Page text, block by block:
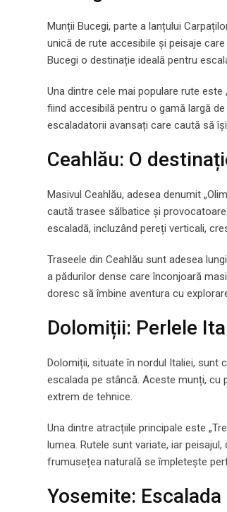
Munții Bucegi, parte a lanțului
unică de rute accesibile și peisaje
Bucegi o destinație ideală pentru
Una dintre cele mai populare rute
fiind accesibilă pentru o gamă largă
escaladatorii avansați care caută să
Ceahlău: O
Masivul Ceahlău, adesea denumit
caută trasee sălbatice și
escaladă, incluzând pereți verticali,
Traseele din Ceahlău sunt adesea
a pădurilor dense care înconjoară
doresc să îmbine aventura cu
Dolomiții: Perlele
Dolomiții, situate în nordul Italiei, sunt
escalada pe stâncă. Aceste munți, cu
extrem de tehnice.
Una dintre atracțiile principale este
lumea. Rutele sunt variate, iar
frumusețea naturală se împletește
Yosemite: